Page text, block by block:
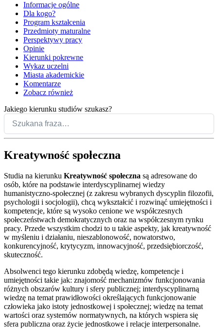
Informacje ogólne
Dla kogo?
Program kształcenia
Przedmioty maturalne
Perspektywy pracy
Opinie
Kierunki pokrewne
Wykaz uczelni
Miasta akademickie
Komentarze
Zobacz również
Jakiego kierunku studiów szukasz?
Kreatywność społeczna
Studia na kierunku Kreatywność społeczna są adresowane do
osób, które na podstawie interdyscyplinarnej wiedzy
humanistyczno-społecznej (z zakresu wybranych dyscyplin filozofii,
psychologii i socjologii), chcą wykształcić i rozwinąć umiejętności i
kompetencje, które są wysoko cenione we współczesnych
społeczeństwach demokratycznych oraz na współczesnym rynku
pracy. Przede wszystkim chodzi to u takie aspekty, jak kreatywność
w myśleniu i działaniu, nieszablonowość, nowatorstwo,
konkurencyjność, krytycyzm, innowacyjność, przedsiębiorczość,
skuteczność.
Absolwenci tego kierunku zdobędą wiedzę, kompetencje i
umiejętności takie jak: znajomość mechanizmów funkcjonowania
różnych obszarów kultury i sfery publicznej; interdyscyplinarną
wiedzę na temat prawidłowości określających funkcjonowanie
człowieka jako istoty jednostkowej i społecznej; wiedzę na temat
wartości oraz systemów normatywnych, na których wspiera się
sfera publiczna oraz życie jednostkowe i relacje interpersonalne.